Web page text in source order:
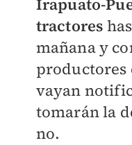
Irapuato-
tractores
mañana y
productores
vayan
tomarán la
no.